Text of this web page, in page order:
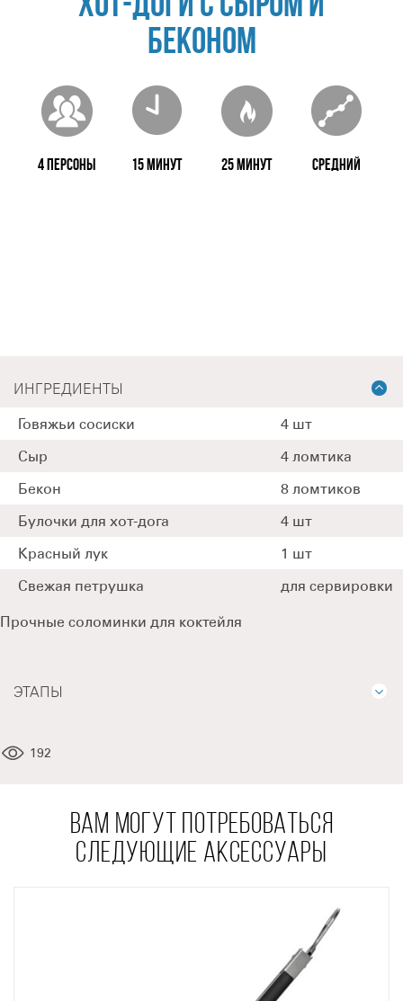
беконом
4 персоны 15 минут 25 минут Средний
ИНГРЕДИЕНТЫ
Говяжьи сосиски 4 шт
Сыр 4 ломтика
Бекон 8 ломтиков
Булочки для хот-дога 4 шт
Красный лук 1 шт
Свежая петрушка для сервировки
Прочные соломинки для коктейля
ЭТАПЫ
192
ВАМ МОГУТ ПОТРЕБОВАТЬСЯ
СЛЕДУЮЩИЕ АКСЕССУАРЫ